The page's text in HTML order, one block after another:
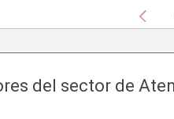
del sector de